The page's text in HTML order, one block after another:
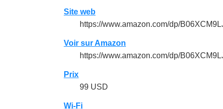
Site web
https://www.amazon.com/dp/
Voir sur Amazon
https://www.amazon.com/dp/
Prix
99 USD
Wi-Fi